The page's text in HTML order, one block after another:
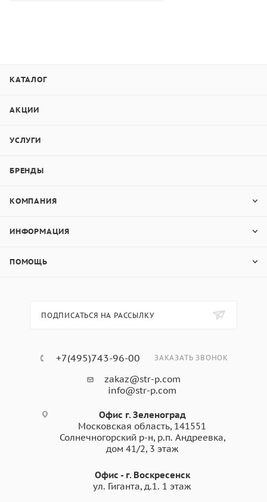
КАТАЛОГ
АКЦИИ
УСЛУГИ
БРЕНДЫ
КОМПАНИЯ
ИНФОРМАЦИЯ
ПОМОЩЬ
ПОДПИСАТЬСЯ НА РАССЫЛКУ
+7(495)743-96-00 ЗАКАЗАТЬ ЗВОНОК
zakaz@str-p.com
info@str-p.com
Офис г. Зеленоград
Московская область, 141551
Солнечногорский р-н, р.п. Андреевка,
дом 41/2, 3 этаж
Офис - г. Воскресенск
ул. Гиганта, д.1. 1 этаж